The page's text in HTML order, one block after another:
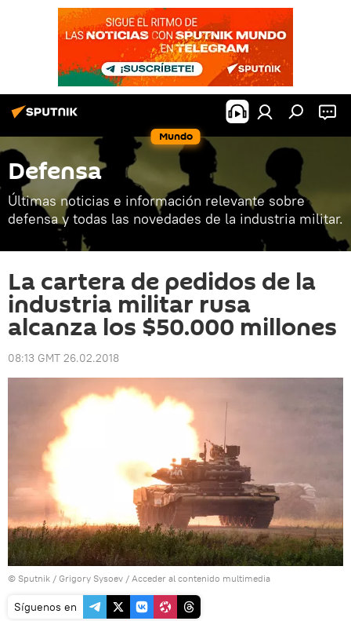
Mundo
Defensa
Últimas noticias e información relevante sobre
defensa y todas las novedades de la industria militar.
La cartera de pedidos de la
industria militar rusa
alcanza los $50.000 millones
08:13 GMT 26.02.2018
© Sputnik / Grigory Sysoev / Acceder al contenido multimedia
Síguenos en